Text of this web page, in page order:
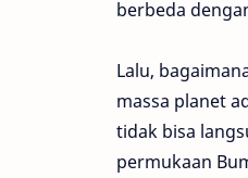
berbeda
Lalu,
massa planet
tidak bisa
permukaan